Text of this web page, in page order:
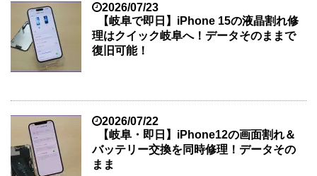
2026/07/23
【岐阜で即日】iPhone 15の液晶割れ修
理はクイック岐阜へ！データそのままで
復旧可能！
2026/07/22
【岐阜・即日】iPhone12の画面割れ＆
バッテリー交換を同時修理！データその
まま